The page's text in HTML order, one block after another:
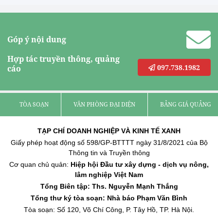
Góp ý nội dung
Hợp tác truyền thông, quảng
cáo
097.738.1982
TÒA SOẠN VĂN PHÒNG ĐẠI DIỆN BẢNG GIÁ QUẢNG
TẠP CHÍ DOANH NGHIỆP VÀ KINH TẾ XANH
Giấy phép hoạt động số 598/GP-BTTTT ngày 31/8/2021 của Bộ
Thông tin và Truyền thông
Cơ quan chủ quản: Hiệp hội Đầu tư xây dựng - dịch vụ nông,
lâm nghiệp Việt Nam
Tổng Biên tập: Ths. Nguyễn Mạnh Thắng
Tổng thư ký tòa soạn: Nhà báo Phạm Văn Bình
Tòa soạn: Số 120, Võ Chí Công, P. Tây Hồ, TP. Hà Nội.